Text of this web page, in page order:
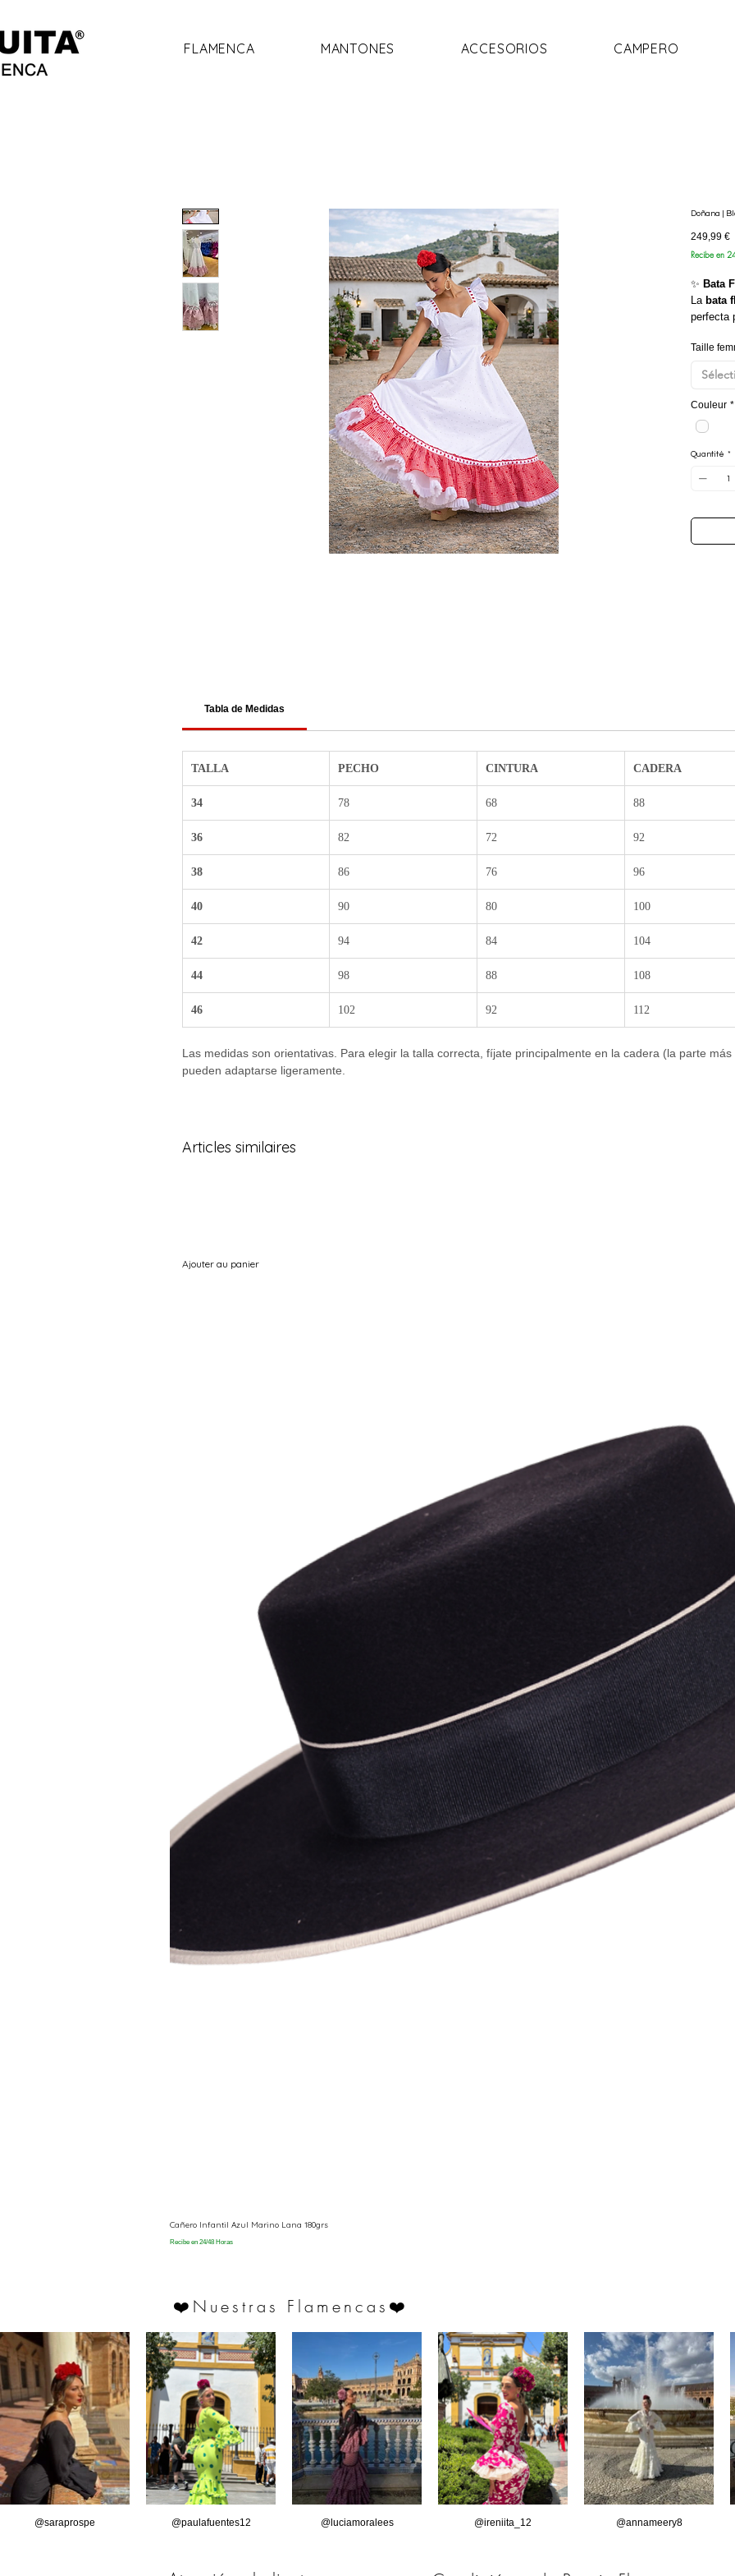
FLAMENCA MANTONES ACCESORIOS CAMPERO
Doñana |
249,99 €
Recibe en
✨ Bata
La bata
perfecta
Está
batista
con
su
figura y
gran
corazón
Una
de luz,
estilo y
Taille
Couleur *
Quantité *
Tabla de Medidas
TALLA PECHO CINTURA CADERA
34 78 68 88
36 82 72 92
38 86 76 96
40 90 80 100
42 94 84 104
44 98 88 108
46 102 92 112
Las medidas son orientativas. Para elegir la talla correcta, fíjate principalmente en la cadera (la parte
pueden adaptarse ligeramente.
Articles similaires
Ajouter au panier
Cañero Infantil Azul Marino Lana 180grs
Recibe en 24/48 Horas
❤️ Nuestras Flamencas ❤️
@saraprospe @paulafuentes12 @luciamoralees @ireniita_12 @annameery8